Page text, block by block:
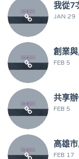
我從7
JAN 29
創業
FEB 5
共享
FEB 5
高雄
FEB 17